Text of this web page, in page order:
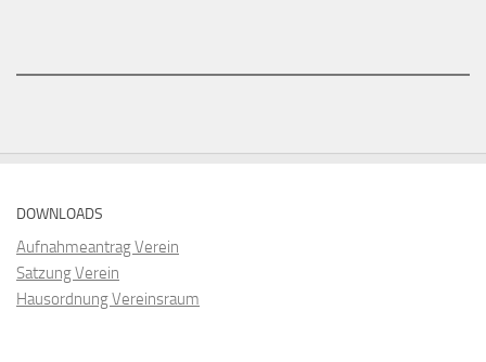
DOWNLOADS
Aufnahmeantrag Verein
Satzung Verein
Hausordnung Vereinsraum